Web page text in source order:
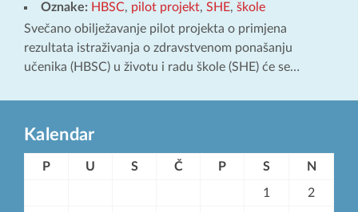
Oznake: HBSC, pilot projekt, SHE, škole
Svečano obilježavanje pilot projekta o primjena
rezultata istraživanja o zdravstvenom ponašanju
učenika (HBSC) u životu i radu škole (SHE) će se…
Kalendar
P U S Č P S N
1 2